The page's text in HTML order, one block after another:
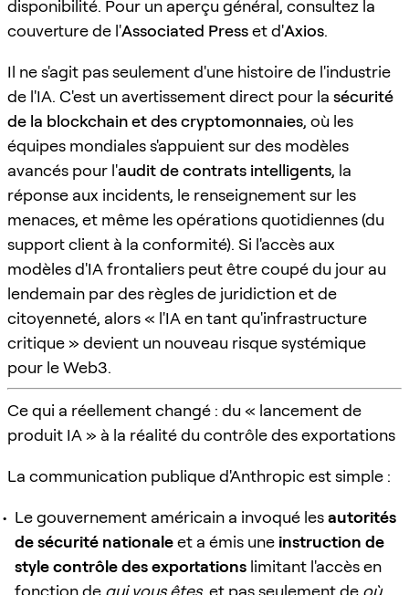
disponibilité. Pour un aperçu général, consultez la
couverture de l'Associated Presset d'Axios.
Il ne s'agit pas seulement d'une histoire de l'industrie
de l'IA. C'est un avertissement direct pour la sécurité
de la blockchain et des cryptomonnaies, où les
équipes mondiales s'appuient sur des modèles
avancés pour l'audit de contrats intelligents, la
réponse aux incidents, le renseignement sur les
menaces, et même les opérations quotidiennes (du
support client à la conformité). Si l'accès aux
modèles d'IA frontaliers peut être coupé du jour au
lendemain par des règles de juridiction et de
citoyenneté, alors « l'IA en tant qu'infrastructure
critique » devient un nouveau risque systémique
pour le Web3.
Ce qui a réellement changé : du « lancement de
produit IA » à la réalité du contrôle des exportations
La communication publique d'Anthropic est simple :
Le gouvernement américain a invoqué lesautorités
de sécurité nationaleet a émis une instruction de
style contrôle des exportations limitant l'accès en
fonction de qui vous êtes, et pas seulement de où